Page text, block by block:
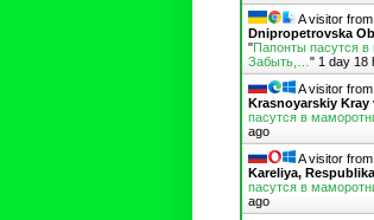
A visitor from
Dnipropetrovska
"Папонты пасутся в
Забыть,… " 1 day 18
A visitor from
Krasnoyarskiy Kray
пасутся в
ago
A visitor from
Kareliya, Respublika
пасутся в
ago